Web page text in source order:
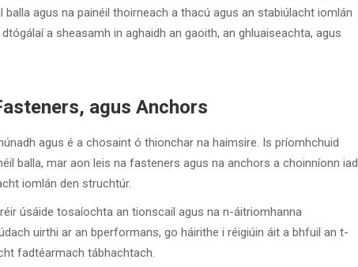
agus na painéil thoirneach a thacú agus an stabiúlacht iomlán
a sheasamh in aghaidh an gaoith, an ghluaiseachta, agus
agus Anchors
agus é a chosaint ó thionchar na haimsire. Is príomhchuid
balla, mar aon leis na fasteners agus na anchors a choinníonn iad
iomlán den struchtúr.
úsáide tosaíochta an tionscail agus na n-áitriomhanna
uirthi ar an bperformans, go háirithe i réigiúin áit a bhfuil an t-
fadtéarmach tábhachtach.